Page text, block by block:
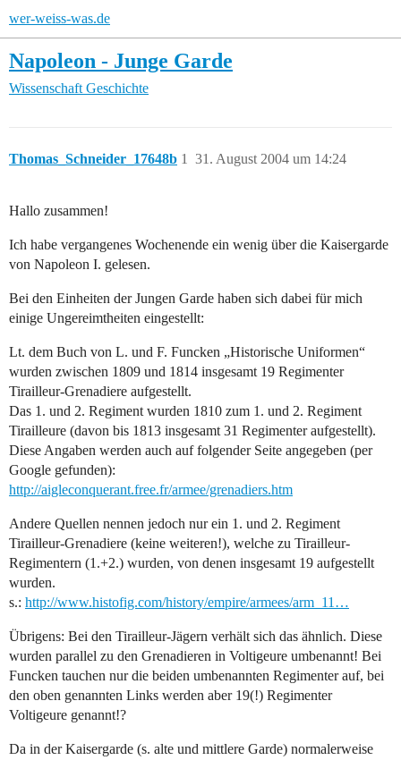
wer-weiss-was.de
Napoleon - Junge Garde
Wissenschaft Geschichte
Thomas_Schneider_17648b 31. August 2004 um 14:24
1
Hallo zusammen!
Ich habe vergangenes Wochenende ein wenig über die Kaisergarde
von Napoleon I. gelesen.
Bei den Einheiten der Jungen Garde haben sich dabei für mich
einige Ungereimtheiten eingestellt:
Lt. dem Buch von L. und F. Funcken „Historische Uniformen“
wurden zwischen 1809 und 1814 insgesamt 19 Regimenter
Tirailleur-Grenadiere aufgestellt.
Das 1. und 2. Regiment wurden 1810 zum 1. und 2. Regiment
Tirailleure (davon bis 1813 insgesamt 31 Regimenter aufgestellt).
Diese Angaben werden auch auf folgender Seite angegeben (per
Google gefunden):
http://aigleconquerant.free.fr/armee/grenadiers.htm
Andere Quellen nennen jedoch nur ein 1. und 2. Regiment
Tirailleur-Grenadiere (keine weiteren!), welche zu Tirailleur-
Regimentern (1.+2.) wurden, von denen insgesamt 19 aufgestellt
wurden.
s.: http://www.histofig.com/history/empire/armees/arm_11…
Übrigens: Bei den Tirailleur-Jägern verhält sich das ähnlich. Diese
wurden parallel zu den Grenadieren in Voltigeure umbenannt! Bei
Funcken tauchen nur die beiden umbenannten Regimenter auf, bei
den oben genannten Links werden aber 19(!) Regimenter
Voltigeure genannt!?
Da in der Kaisergarde (s. alte und mittlere Garde) normalerweise